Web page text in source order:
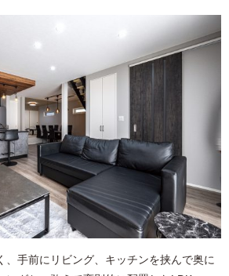
、手前にリビング、キッチンを挟んで奥に